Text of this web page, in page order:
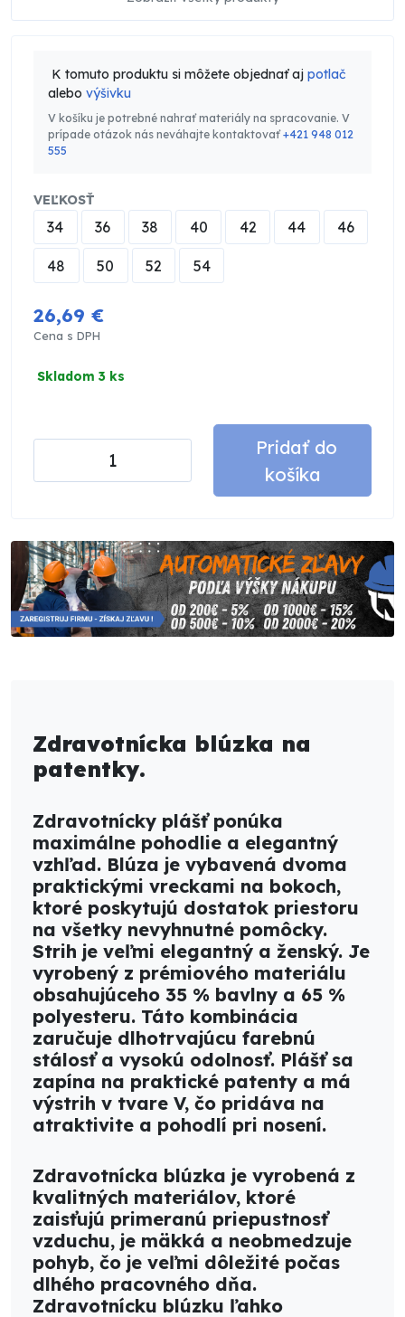
K tomuto produktu si môžete objednať aj potlač
alebo výšivku
V košíku je potrebné nahrať materiály na spracovanie. V
prípade otázok nás neváhajte kontaktovať+421 948 012
555
VEĽKOSŤ
34 36 38 40 42 44 46
48 50 52 54
26,69 €
Cena s DPH
Skladom 3 ks
Pridať do
košíka
Zdravotnícka blúzka na
patentky.
Zdravotnícky plášť ponúka
maximálne pohodlie a elegantný
vzhľad. Blúza je vybavená dvoma
praktickými vreckami na bokoch,
ktoré poskytujú dostatok priestoru
na všetky nevyhnutné pomôcky.
Strih je veľmi elegantný a ženský. Je
vyrobený z prémiového materiálu
obsahujúceho 35 % bavlny a 65 %
polyesteru. Táto kombinácia
zaručuje dlhotrvajúcu farebnú
stálosť a vysokú odolnosť. Plášť sa
zapína na praktické patenty a má
výstrih v tvare V, čo pridáva na
atraktivite a pohodlí pri nosení.
Zdravotnícka blúzka je vyrobená z
kvalitných materiálov, ktoré
zaisťujú primeranú priepustnosť
vzduchu, je mäkká a neobmedzuje
pohyb, čo je veľmi dôležité počas
dlhého pracovného dňa.
Zdravotnícku blúzku ľahko